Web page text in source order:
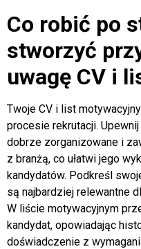
Co robić po
stworzyć
uwagę CV i
Twoje CV i list
procesie rekrutacji.
dobrze zorganizowane i
z branżą, co ułatwi jego
kandydatów. Podkreśl
są najbardziej relewantne
W liście motywacyjnym
kandydat, opowiadając
doświadczenie z